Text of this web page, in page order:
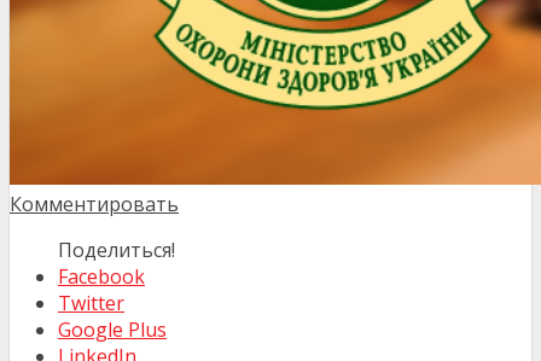
Комментировать
Поделиться!
Facebook
Twitter
Google Plus